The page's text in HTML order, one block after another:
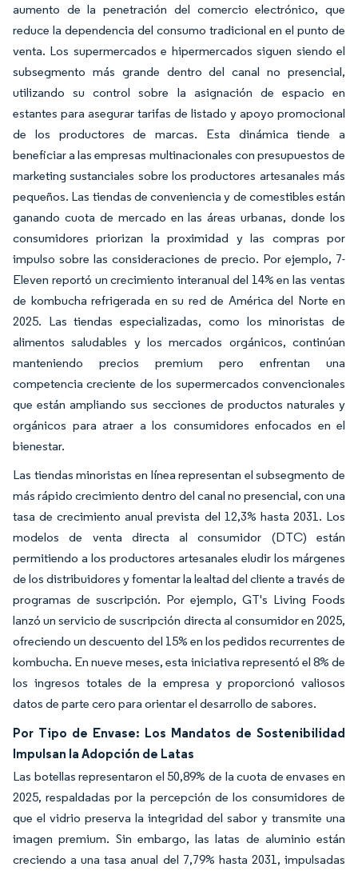
aumento de la penetración del comercio electrónico, que
reduce la dependencia del consumo tradicional en el punto de
venta. Los supermercados e hipermercados siguen siendo el
subsegmento más grande dentro del canal no presencial,
utilizando su control sobre la asignación de espacio en
estantes para asegurar tarifas de listado y apoyo promocional
de los productores de marcas. Esta dinámica tiende a
beneficiar a las empresas multinacionales con presupuestos de
marketing sustanciales sobre los productores artesanales más
pequeños. Las tiendas de conveniencia y de comestibles están
ganando cuota de mercado en las áreas urbanas, donde los
consumidores priorizan la proximidad y las compras por
impulso sobre las consideraciones de precio. Por ejemplo, 7-
Eleven reportó un crecimiento interanual del 14% en las ventas
de kombucha refrigerada en su red de América del Norte en
2025. Las tiendas especializadas, como los minoristas de
alimentos saludables y los mercados orgánicos, continúan
manteniendo precios premium pero enfrentan una
competencia creciente de los supermercados convencionales
que están ampliando sus secciones de productos naturales y
orgánicos para atraer a los consumidores enfocados en el
bienestar.
Las tiendas minoristas en línea representan el subsegmento de
más rápido crecimiento dentro del canal no presencial, con una
tasa de crecimiento anual prevista del 12,3% hasta 2031. Los
modelos de venta directa al consumidor (DTC) están
permitiendo a los productores artesanales eludir los márgenes
de los distribuidores y fomentar la lealtad del cliente a través de
programas de suscripción. Por ejemplo, GT's Living Foods
lanzó un servicio de suscripción directa al consumidor en 2025,
ofreciendo un descuento del 15% en los pedidos recurrentes de
kombucha. En nueve meses, esta iniciativa representó el 8% de
los ingresos totales de la empresa y proporcionó valiosos
datos de parte cero para orientar el desarrollo de sabores.
Por Tipo de Envase: Los Mandatos de Sostenibilidad
Impulsan la Adopción de Latas
Las botellas representaron el 50,89% de la cuota de envases en
2025, respaldadas por la percepción de los consumidores de
que el vidrio preserva la integridad del sabor y transmite una
imagen premium. Sin embargo, las latas de aluminio están
creciendo a una tasa anual del 7,79% hasta 2031, impulsadas